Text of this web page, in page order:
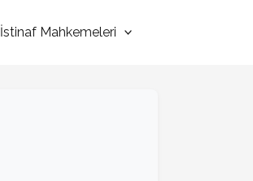
İstinaf Mahkemeleri